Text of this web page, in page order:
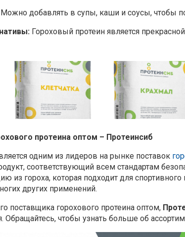
Можно добавлять в супы, каши и соусы, чтобы
Гороховый протеин является
протеина оптом – Протеинсиб
одним из лидеров на рынке поставок
соответствующий всем стандартам
из гороха, которая подходит для
других применений.
поставщика горохового протеина оптом,
Обращайтесь, чтобы узнать больше об